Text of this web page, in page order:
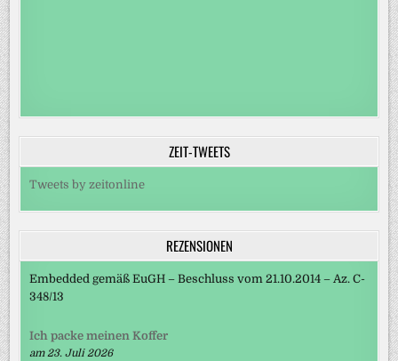
ZEIT-TWEETS
Tweets by zeitonline
REZENSIONEN
Embedded gemäß EuGH – Beschluss vom 21.10.2014 – Az. C-
348/13
Ich packe meinen Koffer
am 23. Juli 2026